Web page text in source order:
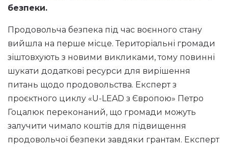
безпеки.
Продовольча безпека під час воєнного стану
вийшла на перше місце. Територіальні громади
зіштовхують з новими викликами, тому повинні
шукати додаткові ресурси для вирішення
питань щодо продовольства. Експерт з
проєктного циклу «U-LEAD з Європою» Петро
Гоцалюк переконаний, що громади можуть
залучити чимало коштів для підвищення
продовольчої безпеки завдяки грантам. Експерт